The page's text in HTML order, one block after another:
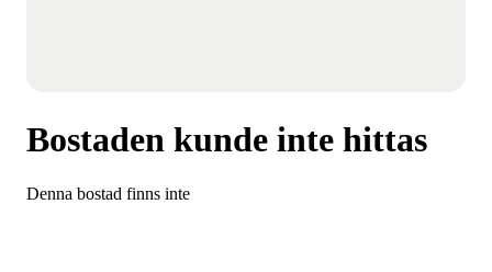
Bostaden kunde inte hittas
Denna bostad finns inte